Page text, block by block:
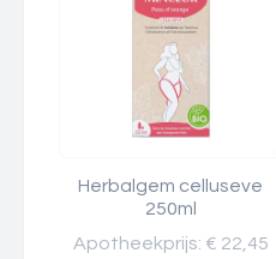
Herbalgem celluseve
250ml
Apotheekprijs: € 22,45